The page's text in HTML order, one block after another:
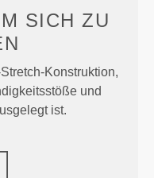
SICH ZU
Konstruktion,
und
ist.